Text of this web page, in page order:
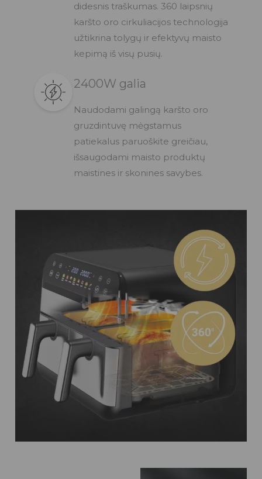
didesnis traškumas. 360 laipsnių
karšto oro cirkuliacijos technologija
užtikrina tolygų ir efektyvų maisto
kepimą iš visų pusių.
2400W galia​
Naudodami galingą karšto oro
gruzdintuvę mėgstamus
patiekalus paruoškite greičiau,
išsaugodami maisto produktų
maistines ir skonines savybes.